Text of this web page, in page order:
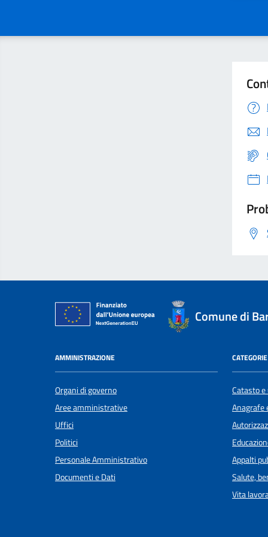
Comune di
AMMINISTRAZIONE
Organi di governo
Aree amministrative
Uffici
Politici
Personale Amministrativo
Documenti e Dati
Catasto
Anagrafe
Appalti
Salute,
Vita